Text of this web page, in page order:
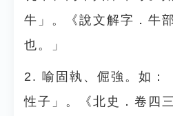
牛」。《說文解字．牛
也。」
2. 喻固執、倔強。如：
性子」。《北史．卷四